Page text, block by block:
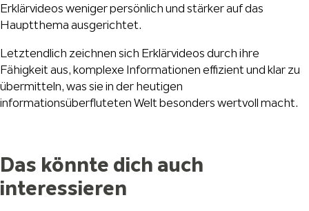
Erklärvideos weniger persönlich und stärker auf das
Hauptthema ausgerichtet.
Letztendlich zeichnen sich Erklärvideos durch ihre
Fähigkeit aus, komplexe Informationen effizient und klar zu
übermitteln, was sie in der heutigen
informationsüberfluteten Welt besonders wertvoll macht.
Das könnte dich auch
interessieren